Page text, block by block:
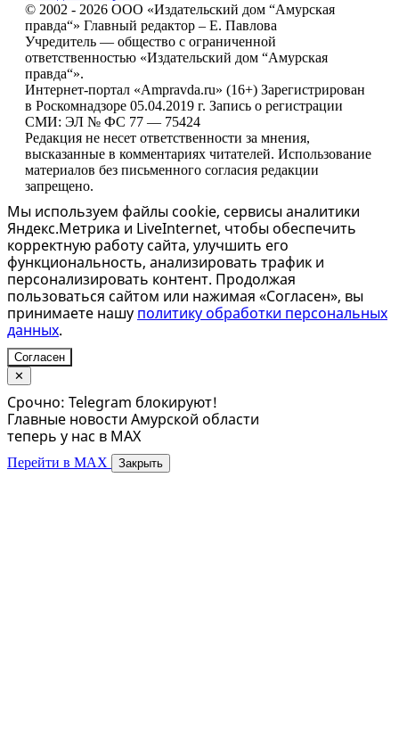
© 2002 - 2026 ООО «Издательский дом “Амурская
правда“» Главный редактор – Е. Павлова
Учредитель — общество с ограниченной
ответственностью «Издательский дом “Амурская
правда“».
Интернет-портал «Ampravda.ru» (16+) Зарегистрирован
в Роскомнадзоре 05.04.2019 г. Запись о регистрации
СМИ: ЭЛ № ФС 77 — 75424
Редакция не несет ответственности за мнения,
высказанные в комментариях читателей. Использование
материалов без письменного согласия редакции
запрещено.
Мы используем файлы cookie, сервисы аналитики
Яндекс.Метрика и LiveInternet, чтобы обеспечить
корректную работу сайта, улучшить его
функциональность, анализировать трафик и
персонализировать контент. Продолжая
пользоваться сайтом или нажимая «Согласен», вы
принимаете нашу политику обработки персональных
данных.
Согласен
✕
Срочно: Telegram блокируют!
Главные новости Амурской области
теперь у нас в MAX
Перейти в MAX Закрыть